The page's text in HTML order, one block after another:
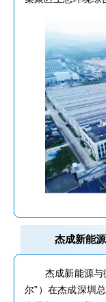
杰成新能源
杰成新能源与
尔”）在杰成深圳